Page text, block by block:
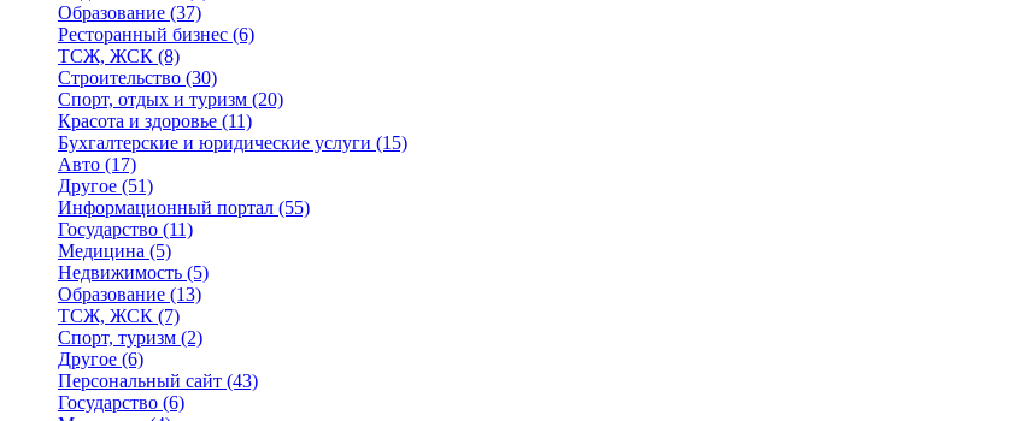
Образование (37)
Ресторанный бизнес (6)
ТСЖ, ЖСК (8)
Строительство (30)
Спорт, отдых и туризм (20)
Красота и здоровье (11)
Бухгалтерские и юридические услуги (15)
Авто (17)
Другое (51)
Информационный портал (55)
Государство (11)
Медицина (5)
Недвижимость (5)
Образование (13)
ТСЖ, ЖСК (7)
Спорт, туризм (2)
Другое (6)
Персональный сайт (43)
Государство (6)